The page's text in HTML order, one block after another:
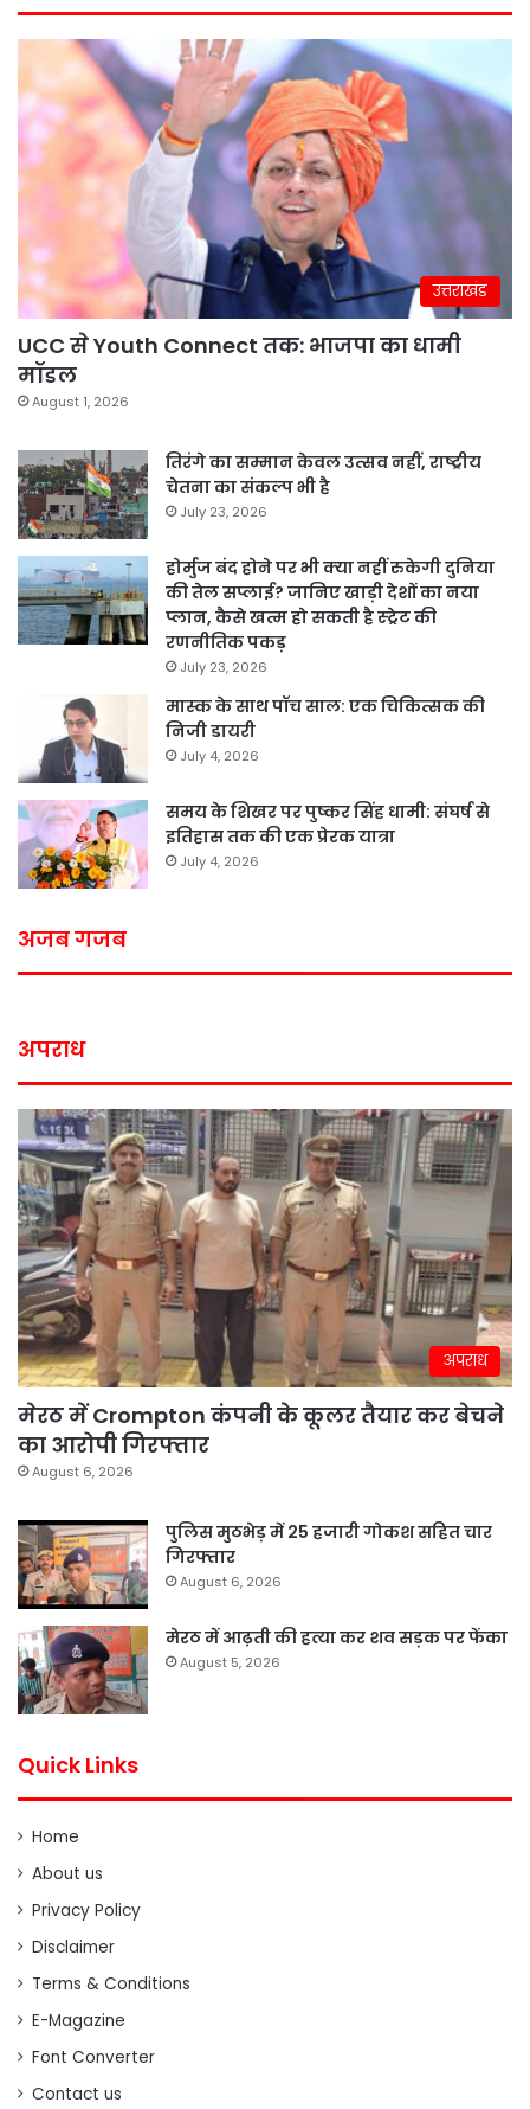
उत्तराखंड
UCC से Youth Connect तक: भाजपा का धामी
मॉडल
August 1, 2026
तिरंगे का सम्मान केवल उत्सव नहीं, राष्ट्रीय
चेतना का संकल्प भी है
July 23, 2026
होर्मुज बंद होने पर भी क्या नहीं रुकेगी दुनिया
की तेल सप्लाई? जानिए खाड़ी देशों का नया
प्लान, कैसे खत्म हो सकती है स्ट्रेट की
रणनीतिक पकड़
July 23, 2026
मास्क के साथ पॉच साल: एक चिकित्सक की
निजी डायरी
July 4, 2026
समय के शिखर पर पुष्कर सिंह धामी: संघर्ष से
इतिहास तक की एक प्रेरक यात्रा
July 4, 2026
अजब गजब
अपराध
अपराध
मेरठ में Crompton कंपनी के कूलर तैयार कर बेचने
का आरोपी गिरफ्तार
August 6, 2026
पुलिस मुठभेड़ में 25 हजारी गोकश सहित चार
गिरफ्तार
August 6, 2026
मेरठ में आढ़ती की हत्या कर शव सड़क पर फेंका
August 5, 2026
Quick Links
Home
About us
Privacy Policy
Disclaimer
Terms & Conditions
E-Magazine
Font Converter
Contact us